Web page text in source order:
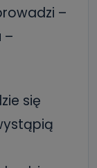
–
–
się